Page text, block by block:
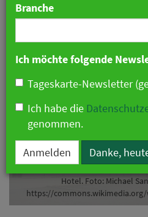
Hotel. Foto: Michael
https://commons.wikimedia.org/
Branche
Ich möchte folgende
Tageskarte-Newsletter
Ich habe die
genommen.
Anmelden Danke,